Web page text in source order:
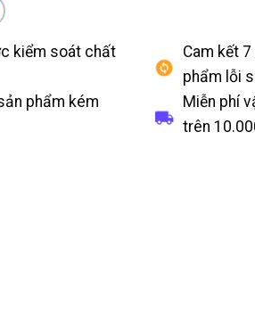
kiểm soát chất
Cam kết
phẩm lỗi
phẩm kém
Miễn phí
trên